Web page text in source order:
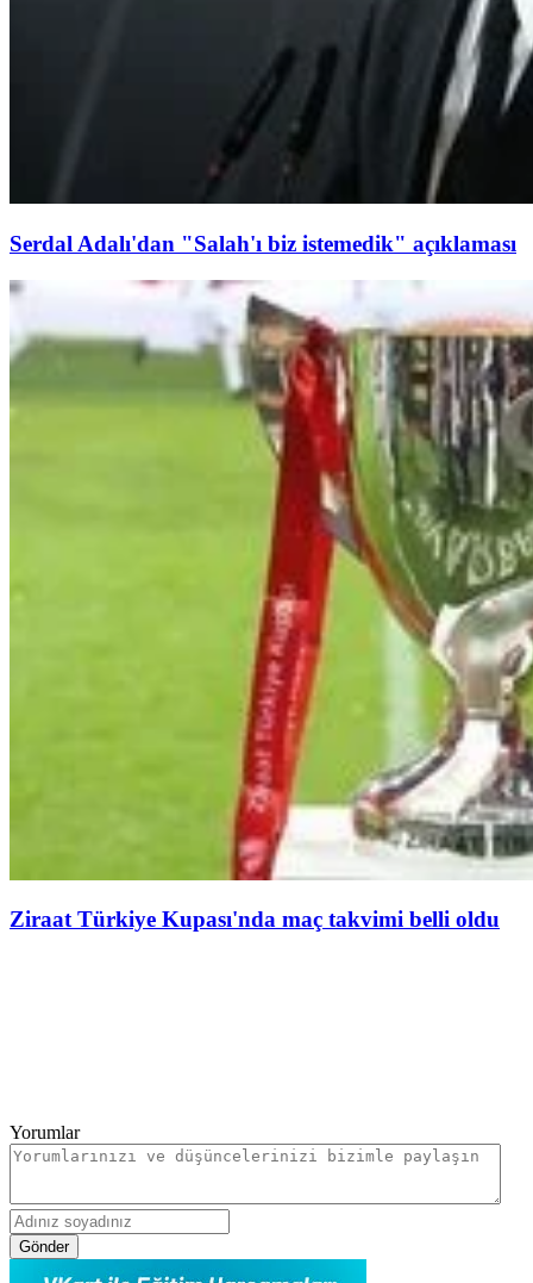
Serdal Adalı'dan "Salah'ı biz istemedik" açıklaması
Ziraat Türkiye Kupası'nda maç takvimi belli oldu
Yorumlar
Gönder